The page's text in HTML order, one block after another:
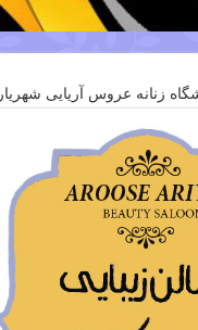
زنانه عروس آریایی شهریار